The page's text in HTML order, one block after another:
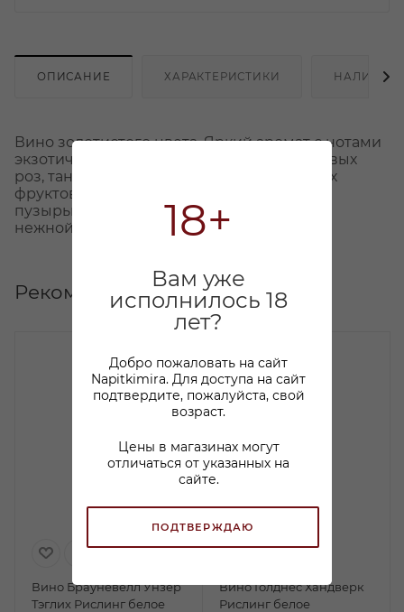
18+
Вам уже
исполнилось 18
лет?
Добро пожаловать на сайт
Napitkimira. Для доступа на сайт
подтвердите, пожалуйста, свой
возраст.
Цены в магазинах могут
отличаться от указанных на
сайте.
ПОДТВЕРЖДАЮ
ОПИСАНИЕ ХАРАКТЕРИСТИКИ НАЛИЧИЕ
Вино золотистого цвета. Яркий аромат с нотами
экзотических фруктов, спелой дыни, садовых
роз, танжерина. Насыщенный вкус спелых
фруктов, освежающая невесомая игра
пузырьков, гармоничное послевкусием с
нежной сладостью.
Рекомендуем
Вино Брауневелл Унзер
Тэглих Рислинг белое
Вино Голднес Хандверк
Рислинг белое